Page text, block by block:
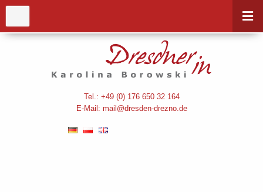
Tel.: +49 (0) 176 650 32 164
E-Mail: mail@dresden-drezno.de